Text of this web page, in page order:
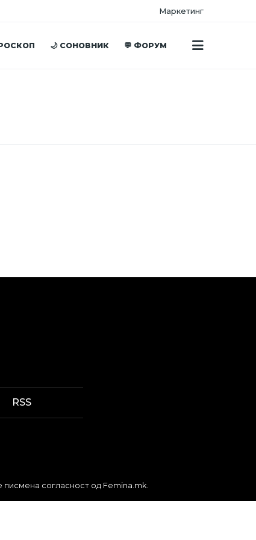
Маркетинг
🌙 СОНОВНИК 💬 ФОРУМ
RSS
писмена согласност од Femina.mk.